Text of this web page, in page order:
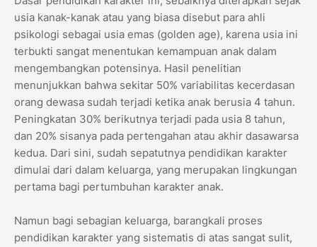
usia kanak-kanak atau yang biasa disebut para ahli
psikologi sebagai usia emas (golden age), karena usia ini
terbukti sangat menentukan kemampuan anak dalam
mengembangkan potensinya. Hasil penelitian
menunjukkan bahwa sekitar 50% variabilitas kecerdasan
orang dewasa sudah terjadi ketika anak berusia 4 tahun.
Peningkatan 30% berikutnya terjadi pada usia 8 tahun,
dan 20% sisanya pada pertengahan atau akhir dasawarsa
kedua. Dari sini, sudah sepatutnya pendidikan karakter
dimulai dari dalam keluarga, yang merupakan lingkungan
pertama bagi pertumbuhan karakter anak.
Namun bagi sebagian keluarga, barangkali proses
pendidikan karakter yang sistematis di atas sangat sulit,